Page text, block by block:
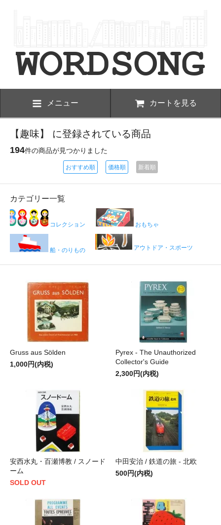
メニュー カートを見る
【趣味】 に登録されている商品
194件の商品が見つかりました
おすすめ順 価格順 新着順
カテゴリー一覧
コレクション おもちゃ
船・のりもの アウトドア・スポーツ
Gruss aus Sölden
1,000円(内税)
Pyrex - The Unauthorized
Collector's Guide
2,300円(内税)
安西水丸・百瀬博教 / スノード
ーム
SOLD OUT
中田安治 / 鉄道の旅 - 北欧
500円(内税)